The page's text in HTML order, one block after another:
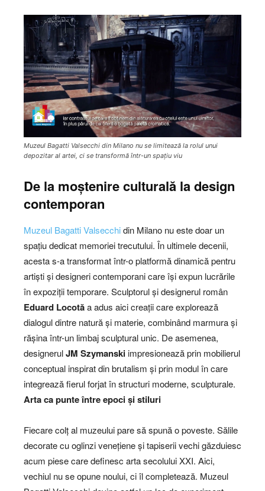
Muzeul Bagatti Valsecchi din Milano nu se limitează la rolul unui
depozitar al artei, ci se transformă într-un spațiu viu
De la moștenire culturală la design
contemporan
Muzeul Bagatti Valsecchidin Milano nu este doar un
spațiu dedicat memoriei trecutului. În ultimele decenii,
acesta s-a transformat într-o platformă dinamică pentru
artiști și designeri contemporani care își expun lucrările
în expoziții temporare. Sculptorul și designerul român
Eduard Locotăa adus aici creații care explorează
dialogul dintre natură și materie, combinând marmura și
rășina într-un limbaj sculptural unic. De asemenea,
designerulJM Szymanskiimpresionează prin mobilierul
conceptual inspirat din brutalism și prin modul în care
integrează fierul forjat în structuri moderne, sculpturale.
Arta ca punte între epoci și stiluri
Fiecare colț al muzeului pare să spună o poveste. Sălile
decorate cu oglinzi venețiene și tapiserii vechi găzduiesc
acum piese care definesc arta secolului XXI. Aici,
vechiul nu se opune noului, ci îl completează. Muzeul